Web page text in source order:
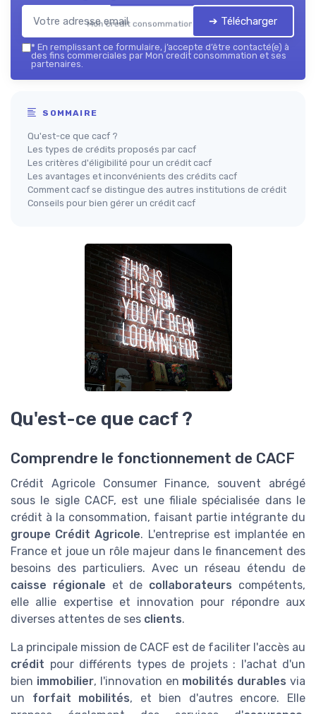
Mon credit consommation — 2026➔ Télécharger
* En remplissant ce formulaire, j’accepte d’être contacté(e) à
des fins commerciales par Mon credit consommation et ses
partenaires.
SOMMAIRE
Qu'est-ce que cacf ?
Les types de crédits proposés par cacf
Les critères d'éligibilité pour un crédit cacf
Les avantages et inconvénients des crédits cacf
Comment cacf se distingue des autres institutions de crédit
Conseils pour bien gérer un crédit cacf
Qu'est-ce que cacf ?
Comprendre le fonctionnement de CACF
Crédit Agricole Consumer Finance, souvent abrégé
sous le sigle CACF, est une filiale spécialisée dans le
crédit à la consommation, faisant partie intégrante du
groupe Crédit Agricole. L'entreprise est implantée en
France et joue un rôle majeur dans le financement des
besoins des particuliers. Avec un réseau étendu de
caisse régionale et de collaborateurs compétents,
elle allie expertise et innovation pour répondre aux
diverses attentes de ses clients.
La principale mission de CACF est de faciliter l'accès au
crédit pour différents types de projets : l'achat d'un
bien immobilier, l'innovation en mobilités durables via
un forfait mobilités, et bien d'autres encore. Elle